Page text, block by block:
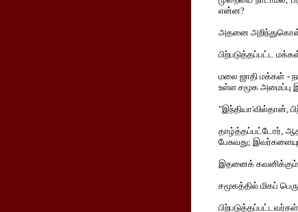
என்ன?
அதனை
பிற்படுத்தப்பட்ட
மலை ஜாதி மக்கள் -
உள்ள சமூக அமைப்பு
"இந்தியா'வில்தான்,
தாழ்த்தப்பட்டோர்,
பேசுவது;
இதனைக்
சமூகத்தில் மிகப்